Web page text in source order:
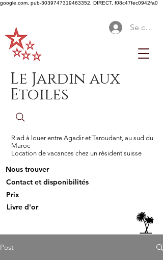
google.com, pub-3039747319463352, DIRECT, f08c47fec0942fa0
Se
Le Jardin aux
Etoiles
Riad à louer entre Agadir et Taroudant, au sud du
Maroc
Location de vacances chez un résident suisse
Nous trouver
Contact et disponibilités
Prix
Livre d'or
Post